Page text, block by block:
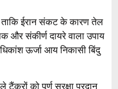
ताकि ईरान संकट के कारण तेल
और संकीर्ण दायरे वाला उपाय
ऊर्जा आय निकासी बिंदु
को पूर्ण सुरक्षा प्रदान